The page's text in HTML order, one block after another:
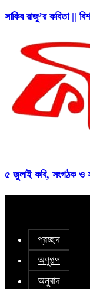
সাকিব রাজু’র কবিতা ||
৫ জুলাই কবি, সংগঠক ও
প্রচ্ছদ
অণুগল্প
অনুবাদ